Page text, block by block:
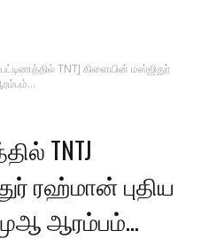
TNTJ கிளையின் மஸ்ஜிதுர்
TNTJ
ரஹ்மான் புதிய
ஆரம்பம்...